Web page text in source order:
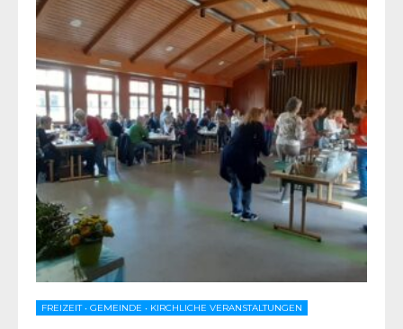
FREIZEIT• GEMEINDE • KIRCHLICHE VERANSTALTUNGEN